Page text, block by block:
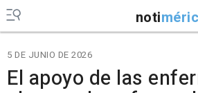
noti
5 DE JUNIO DE 2026
El apoyo de las